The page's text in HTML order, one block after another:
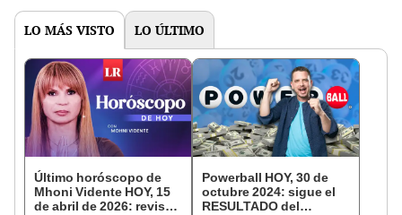
LO MÁS VISTO LO ÚLTIMO
Último horóscopo de
Mhoni Vidente HOY, 15
de abril de 2026: revisa
Powerball HOY, 30 de
octubre 2024: sigue el
RESULTADO del